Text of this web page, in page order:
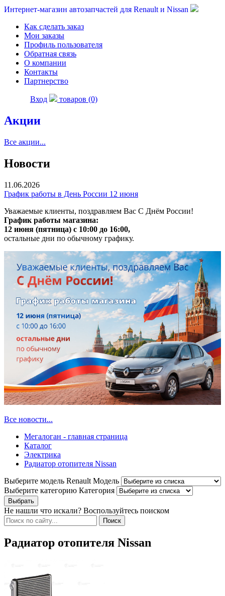
Интернет-магазин автозапчастей для Renault и Nissan
Как сделать заказ
Мои заказы
Профиль пользователя
Обратная связь
О компании
Контакты
Партнерство
Вход товаров (0)
Акции
Все акции...
Новости
11.06.2026
График работы в День России 12 июня
Уважаемые клиенты, поздравляем Вас С Днём России!
График работы магазина:
12 июня (пятница) с 10:00 до 16:00,
остальные дни по обычному графику.
Все новости...
Мегалоган - главная страница
Каталог
Электрика
Радиатор отопителя Nissan
Выберите модель Renault Модель
Выберите категорию Категория
Не нашли что искали? Воспользуйтесь поиском
Радиатор отопителя Nissan